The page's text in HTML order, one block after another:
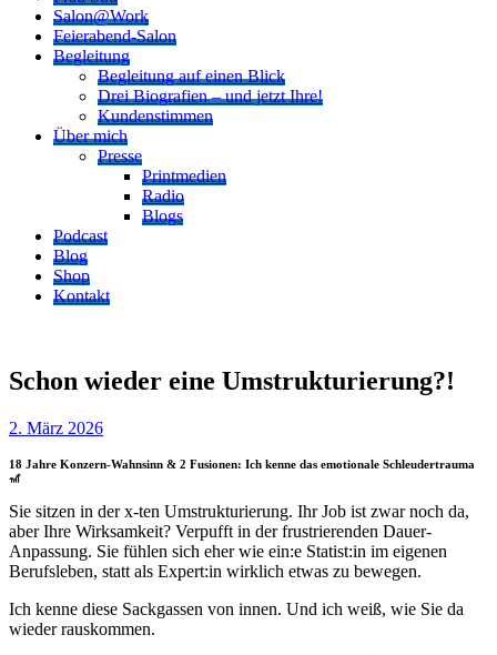
Salon@Work
Feierabend-Salon
Begleitung
Begleitung auf einen Blick
Drei Biografien – und jetzt Ihre!
Kundenstimmen
Über mich
Presse
Printmedien
Radio
Blogs
Podcast
Blog
Shop
Kontakt
Schon wieder eine Umstrukturierung?!
2. März 2026
18 Jahre Konzern-Wahnsinn & 2 Fusionen: Ich kenne das emotionale Schleudertrauma
🎢
Sie sitzen in der x-ten Umstrukturierung. Ihr Job ist zwar noch da,
aber Ihre Wirksamkeit? Verpufft in der frustrierenden Dauer-
Anpassung. Sie fühlen sich eher wie ein:e Statist:in im eigenen
Berufsleben, statt als Expert:in wirklich etwas zu bewegen.
Ich kenne diese Sackgassen von innen. Und ich weiß, wie Sie da
wieder rauskommen.